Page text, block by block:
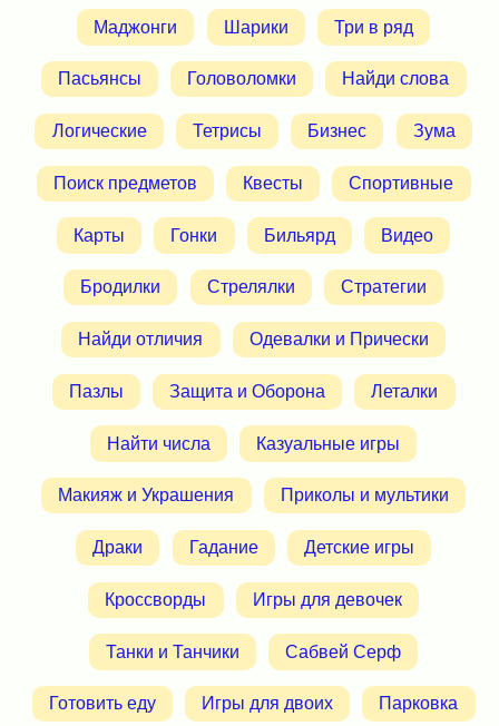
Маджонги Шарики Три в ряд
Пасьянсы Головоломки Найди слова
Логические Тетрисы Бизнес Зума
Поиск предметов Квесты Спортивные
Карты Гонки Бильярд Видео
Бродилки Стрелялки Стратегии
Найди отличия Одевалки и Прически
Пазлы Защита и Оборона Леталки
Найти числа Казуальные игры
Макияж и Украшения Приколы и мультики
Драки Гадание Детские игры
Кроссворды Игры для девочек
Танки и Танчики Сабвей Серф
Готовить еду Игры для двоих Парковка